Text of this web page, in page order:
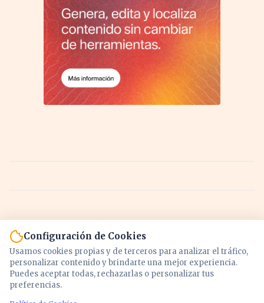
Configuración de Cookies
Usamos cookies propias y de terceros para analizar el tráfico,
personalizar contenido y brindarte una mejor experiencia.
Puedes aceptar todas, rechazarlas o personalizar tus
preferencias.